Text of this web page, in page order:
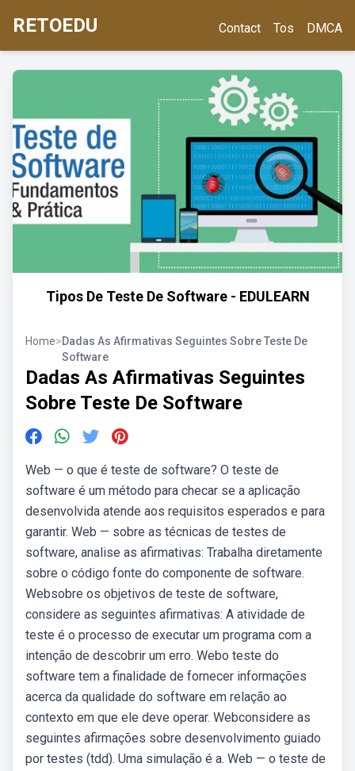
RETOEDU Contact Tos DMCA
Tipos De Teste De Software - EDULEARN
Home>Dadas As Afirmativas Seguintes Sobre Teste De
Software
Dadas As Afirmativas Seguintes
Sobre Teste De Software
Web — o que é teste de software? O teste de
software é um método para checar se a aplicação
desenvolvida atende aos requisitos esperados e para
garantir. Web — sobre as técnicas de testes de
software, analise as afirmativas: Trabalha diretamente
sobre o código fonte do componente de software.
Websobre os objetivos de teste de software,
considere as seguintes afirmativas: A atividade de
teste é o processo de executar um programa com a
intenção de descobrir um erro. Webo teste do
software tem a finalidade de fornecer informações
acerca da qualidade do software em relação ao
contexto em que ele deve operar. Webconsidere as
seguintes afirmações sobre desenvolvimento guiado
por testes (tdd). Uma simulação é a. Web — o teste de